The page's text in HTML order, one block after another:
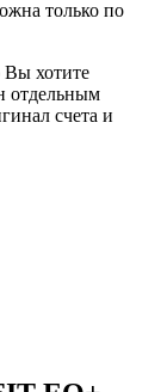
только по
Вы хотите
отдельным
счета и